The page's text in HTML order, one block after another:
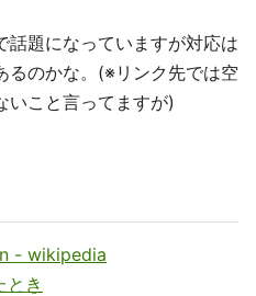
話題になっていますが対応は
るのかな。(※リンク先では空
いこと言ってますが)
- wikipedia
とき